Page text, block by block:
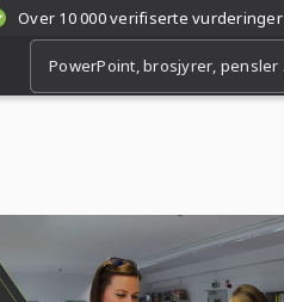
Over 10 000 verifiserte vurderinger